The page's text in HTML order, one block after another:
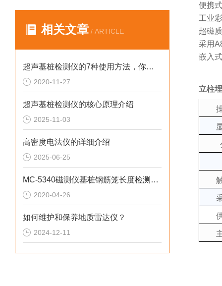
相关文章 / ARTICLE
超声基桩检测仪的7种使用方法，你学会了吗？
2020-11-27
超声基桩检测仪的核心原理介绍
2025-11-03
高密度电法仪的详细介绍
2025-06-25
MC-5340磁测仪基桩钢筋笼长度检测技术
2020-04-26
如何维护和保养地质雷达仪？
2024-12-11
便携
工业
超磁
采用
嵌入式
立柱